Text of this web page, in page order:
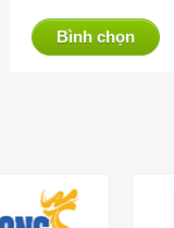
Bình chọn